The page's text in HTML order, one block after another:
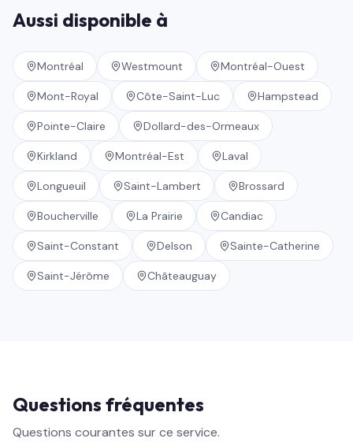
Aussi disponible à
Montréal Westmount Montréal-Ouest
Mont-Royal Côte-Saint-Luc Hampstead
Pointe-Claire Dollard-des-Ormeaux
Kirkland Montréal-Est Laval
Longueuil Saint-Lambert Brossard
Boucherville La Prairie Candiac
Saint-Constant Delson Sainte-Catherine
Saint-Jérôme Châteauguay
Questions fréquentes
Questions courantes sur ce service.